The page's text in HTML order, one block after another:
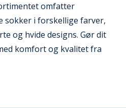
omfatter
i forskellige farver,
og hvide designs. Gør dit
komfort og kvalitet fra